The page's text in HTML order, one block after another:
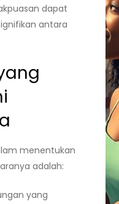
dapat
antara
menentukan
adalah:
yang